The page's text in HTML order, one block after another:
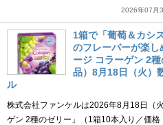
2026年07月
1箱で「葡萄＆カシ
のフレーバーが楽し
ージ コラーゲン 2
品）8月18日（火）
ル
株式会社ファンケルは2026年8月18日（
ゲン 2種のゼリー」（1箱10本入り／価